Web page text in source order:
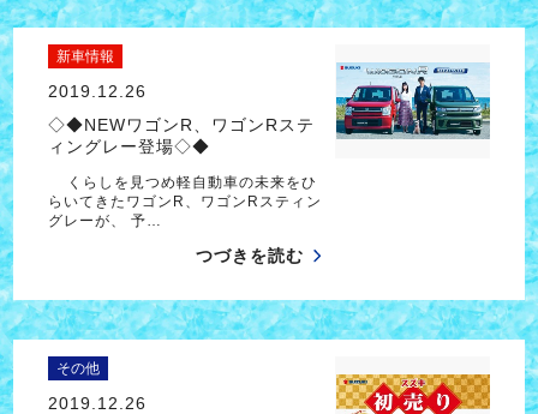
新車情報
2019.12.26
◇◆NEWワゴンR、ワゴンRステ
ィングレー登場◇◆
くらしを見つめ軽自動車の未来をひ
らいてきたワゴンR、ワゴンRスティン
グレーが、 予…
つづきを読む
その他
2019.12.26